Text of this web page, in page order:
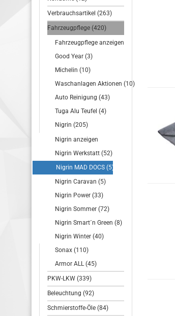
Verbrauchsartikel (263)
Fahrzeugpflege (420)
Fahrzeugpflege anzeigen
Good Year (3)
Michelin (10)
Waschanlagen Aktionen (10)
Auto Reinigung (43)
Tuga Alu Teufel (4)
Nigrin (205)
Nigrin anzeigen
Nigrin Werkstatt (52)
Nigrin MAD DOCS (5)
Nigrin Caravan (5)
Nigrin Power (33)
Nigrin Sommer (72)
Nigrin Smart´n Green (8)
Nigrin Winter (40)
Sonax (110)
Armor ALL (45)
PKW-LKW (339)
Beleuchtung (92)
Schmierstoffe-Öle (84)